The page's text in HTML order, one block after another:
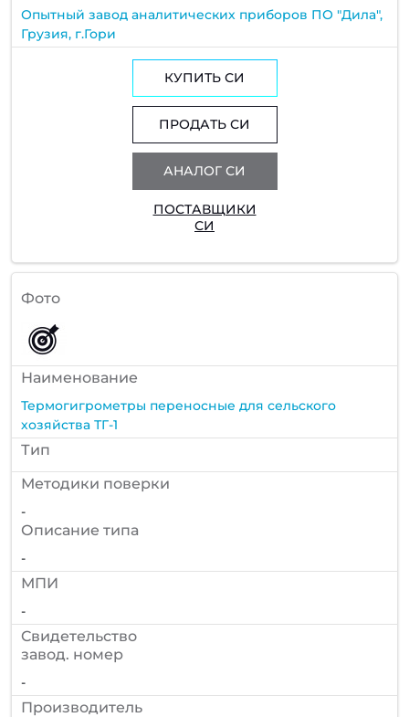
Опытный завод аналитических приборов ПО "Дила",
Грузия, г.Гори
КУПИТЬ СИ
ПРОДАТЬ СИ
АНАЛОГ СИ
ПОСТАВЩИКИ
СИ
Фото
Наименование
Термогигрометры переносные для сельского
хозяйства ТГ-1
Тип
Методики поверки
-
Описание типа
-
МПИ
-
Cвидетельство
завод. номер
-
Производитель